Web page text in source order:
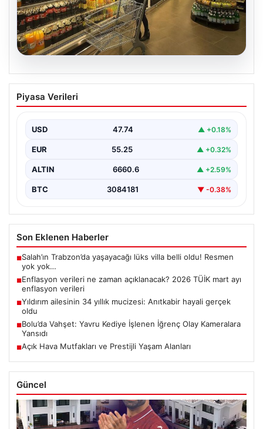
07.08.2026
Enflasyon verileri ne zaman
açıklanacak? 2026 TÜİK mart ayı
Piyasa Verileri
USD 47.74 ▲ +0.18%
EUR 55.25 ▲ +0.32%
ALTIN 6660.6 ▲ +2.59%
BTC 3084181 ▼ -0.38%
Son Eklenen Haberler
■Salah’ın Trabzon’da yaşayacağı lüks villa belli oldu! Resmen
yok yok…
■Enflasyon verileri ne zaman açıklanacak? 2026 TÜİK mart ayı
enflasyon verileri
■Yıldırım ailesinin 34 yıllık mucizesi: Anıtkabir hayali gerçek
oldu
■Bolu’da Vahşet: Yavru Kediye İşlenen İğrenç Olay Kameralara
Yansıdı
■Açık Hava Mutfakları ve Prestijli Yaşam Alanları
Güncel